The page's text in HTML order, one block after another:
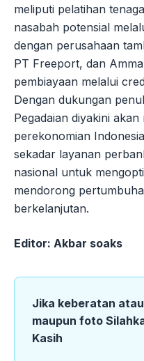
meliputi pelatihan
nasabah potensial
dengan perusahaan
PT Freeport, dan
pembiayaan melalui
Dengan dukungan
Pegadaian diyakini
perekonomian
sekadar layanan
nasional untuk
mendorong
berkelanjutan.
Editor: Akbar soaks
Jika keberatan
maupun foto
Kasih